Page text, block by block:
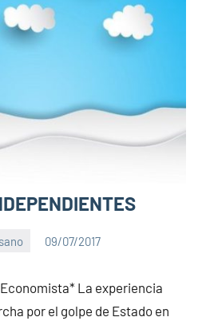
09/07/2017
La experiencia
por el golpe de Estado en